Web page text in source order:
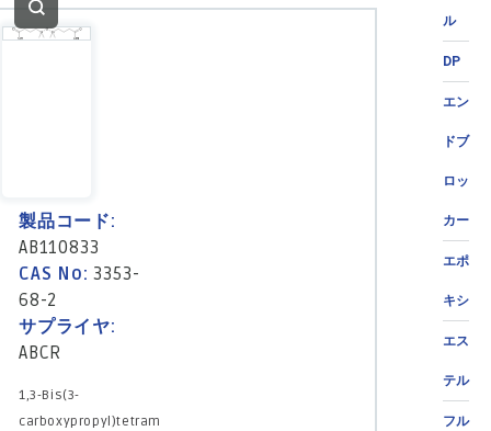
ル
DP
エン
ドブ
ロッ
カー
エポ
キシ
エス
テル
フル
製品コード:
AB110833
CAS No:3353-
68-2
サプライヤ:
ABCR
1,3-Bis(3-
carboxypropyl)tetram